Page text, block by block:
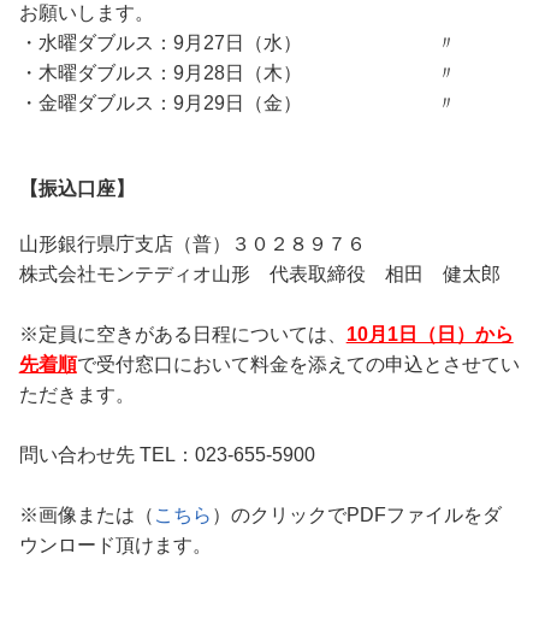
お願いします。
・水曜ダブルス：9月27日（水） 〃
・木曜ダブルス：9月28日（木） 〃
・金曜ダブルス：9月29日（金） 〃
【振込口座】
山形銀行県庁支店（普）３０２８９７６
株式会社モンテディオ山形 代表取締役 相田 健太郎
※定員に空きがある日程については、 10月1日（日）から
先着順で受付窓口において料金を添えての申込とさせてい
ただきます。
問い合わせ先 TEL：023-655-5900
※画像または（ こちら ）のクリックでPDFファイルをダ
ウンロード頂けます。